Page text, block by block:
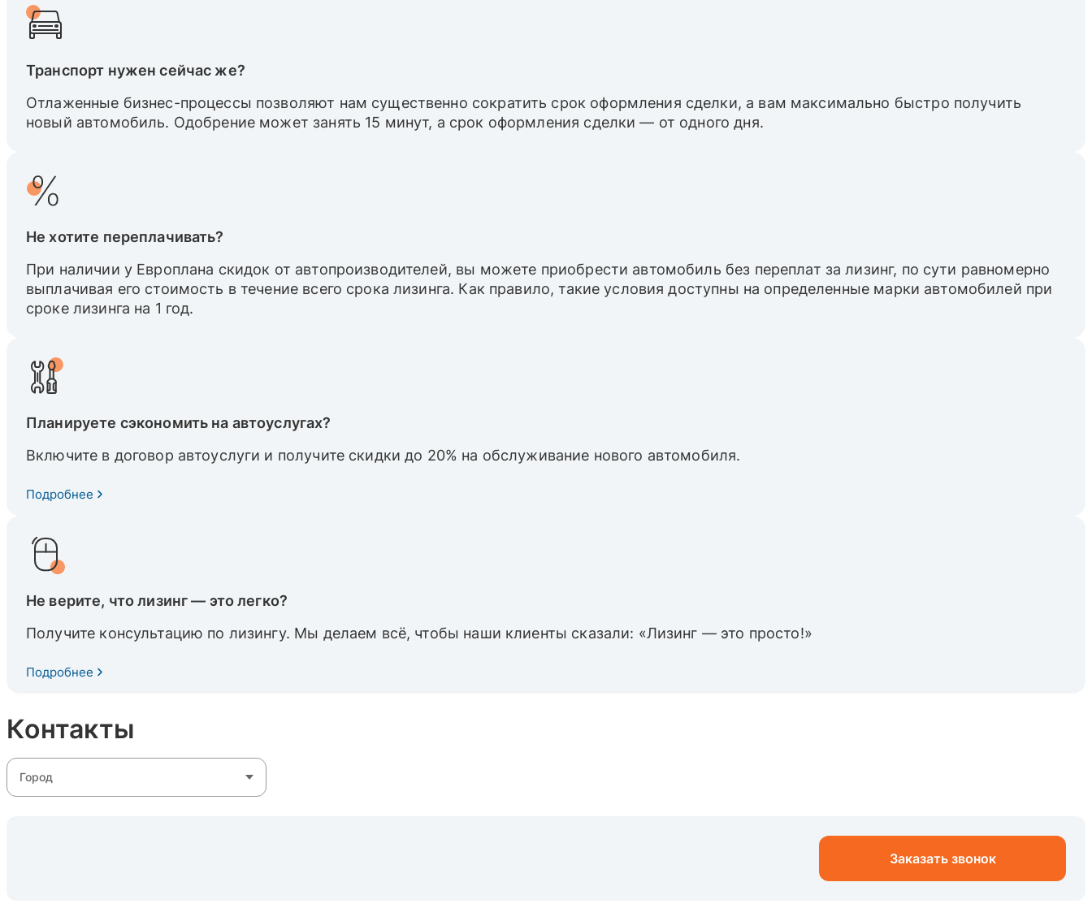
Транспорт нужен сейчас же?
Отлаженные бизнес-процессы позволяют нам существенно сократить срок оформления сделки, а вам максимально быстро получить
новый автомобиль. Одобрение может занять 15 минут, а срок оформления сделки — от одного дня.
Не хотите переплачивать?
При наличии у Европлана скидок от автопроизводителей, вы можете приобрести автомобиль без переплат за лизинг, по сути равномерно
выплачивая его стоимость в течение всего срока лизинга. Как правило, такие условия доступны на определенные марки автомобилей при
сроке лизинга на 1 год.
Планируете сэкономить на автоуслугах?
Включите в договор автоуслуги и получите скидки до 20% на обслуживание нового автомобиля.
Подробнее
Не верите, что лизинг — это легко?
Получите консультацию по лизингу. Мы делаем всё, чтобы наши клиенты сказали: «Лизинг — это просто!»
Подробнее
Контакты
Город
Заказать звонок